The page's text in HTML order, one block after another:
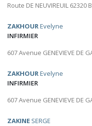
Route DE NEUVIREUIL 62320
ZAKHOUREvelyne
INFIRMIER
607 Avenue GENEVIEVE DE
ZAKHOUREvelyne
INFIRMIER
607 Avenue GENEVIEVE DE
ZAKINE SERGE